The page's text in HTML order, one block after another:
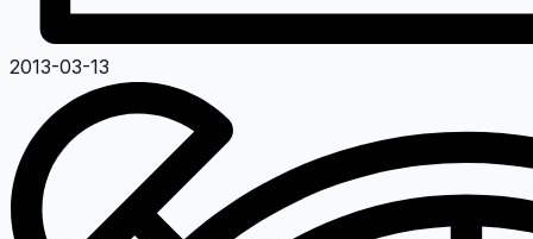
2013-03-13